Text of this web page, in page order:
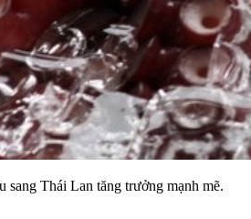
sang Thái Lan tăng trưởng mạnh mẽ.